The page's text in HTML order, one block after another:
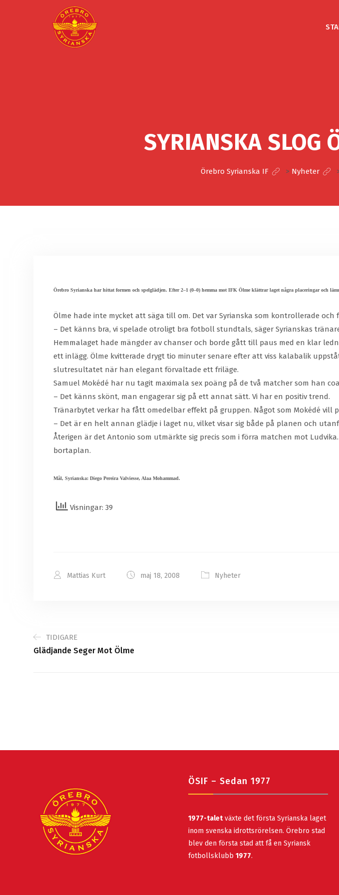
SYRIANSKA SLOG
Örebro Syrianska IF > Nyheter
Örebro Syrianska har hittat formen och spelglädjen. Efter 2–1 (0–0) hemma mot IFK Ölme klättrar laget några placeringar och
Ölme hade inte mycket att säga till om. Det var Syrianska som kontrollerade och
– Det känns bra, vi spelade otroligt bra fotboll stundtals, säger Syrianskas
Hemmalaget hade mängder av chanser och borde gått till paus med en klar
ett inlägg. Ölme kvitterade drygt tio minuter senare efter att viss kalabalik
slutresultatet när han elegant förvaltade ett friläge.
Samuel Mokédé har nu tagit maximala sex poäng på de två matcher som han
– Det känns skönt, man engagerar sig på ett annat sätt. Vi har en positiv trend.
Tränarbytet verkar ha fått omedelbar effekt på gruppen. Något som Mokédé vill
– Det är en helt annan glädje i laget nu, vilket visar sig både på planen och
Återigen är det Antonio som utmärkte sig precis som i förra matchen mot
bortaplan.
Mål, Syrianska: Diego Pereira Valviesse, Alaa Mohammad.
Visningar: 39
Mattias Kurt maj 18, 2008 Nyheter
TIDIGARE
Glädjande Seger Mot Ölme
ÖSIF – Sedan 1977
1977-taletväxte det första Syrianska laget
inom svenska idrottsrörelsen. Örebro stad
blev den första stad att få en Syriansk
fotbollsklubb 1977.